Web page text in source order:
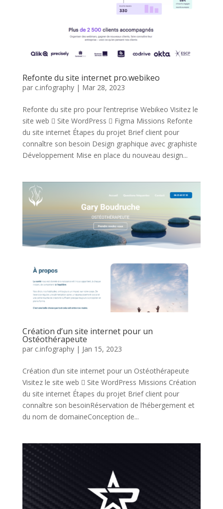
Refonte du site internet pro.webikeo
par c.infography| Mar 28, 2023
Refonte du site pro pour l’entreprise Webikeo Visitez le
site web  Site WordPress  Figma Missions Refonte
du site internet Étapes du projet Brief client pour
connaître son besoin Design graphique avec graphiste
Développement Mise en place du nouveau design...
Création d’un site internet pour un
Ostéothérapeute
par c.infography| Jan 15, 2023
Création d’un site internet pour un Ostéothérapeute
Visitez le site web  Site WordPress Missions Création
du site internet Étapes du projet Brief client pour
connaître son besoinRéservation de l’hébergement et
du nom de domaineConception de...